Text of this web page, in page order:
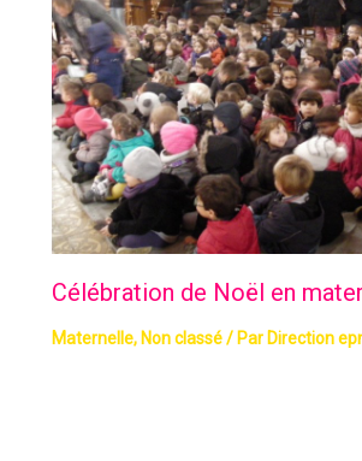
Célébration de Noël en
Maternelle, Non classé/ Par Direction